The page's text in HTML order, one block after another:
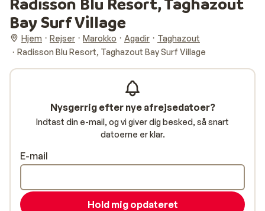
Bay Surf Village
Hjem Rejser Marokko Agadir
Taghazout
Radisson Blu Resort, Taghazout Bay Surf Village
Nysgerrig efter nye afrejsedatoer?
Indtast din e-mail, og vi giver dig besked, så snart
datoerne er klar.
E-mail
Hold mig opdateret